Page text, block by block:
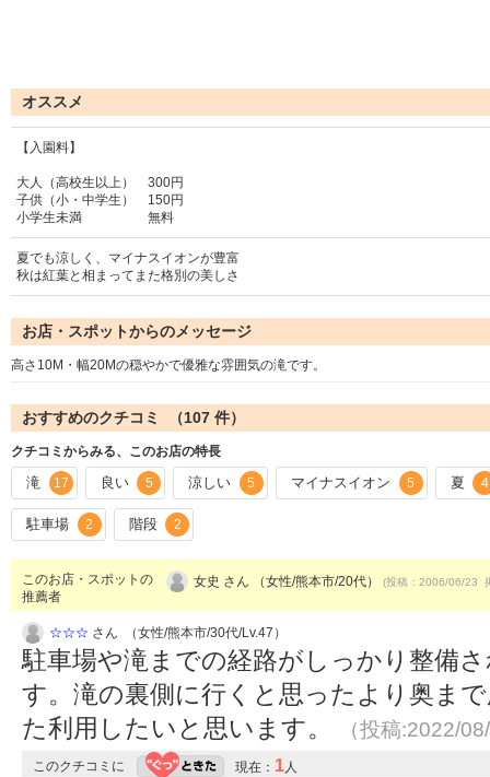
オススメ
【入園料】
大人（高校生以上） 300円
子供（小・中学生） 150円
小学生未満 無料
夏でも涼しく、マイナスイオンが豊富
秋は紅葉と相まってまた格別の美しさ
お店・スポットからのメッセージ
高さ10M・幅20Mの穏やかで優雅な雰囲気の滝です。
おすすめのクチコミ （107 件）
クチコミからみる、このお店の特長
滝 17 良い 5 涼しい 5 マイナスイオン 5 夏 4
駐車場 2 階段 2
このお店・スポットの
推薦者
女史 さん （女性/熊本市/20代） (投稿：2006/06/23
☆☆☆ さん （女性/熊本市/30代/Lv.47）
駐車場や滝までの経路がしっかり整備
す。滝の裏側に行くと思ったより奥ま
た利用したいと思います。
（投稿:2022/
このクチコミに 現在： 1人